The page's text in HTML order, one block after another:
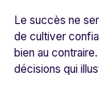
Le succès ne
de cultiver
bien au
décisions qui